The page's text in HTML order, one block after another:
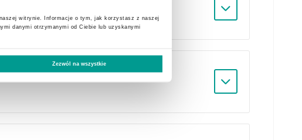
witrynie. Informacje o tym, jak korzystasz z naszej
danymi otrzymanymi od Ciebie lub uzyskanymi
Zezwól na wszystkie